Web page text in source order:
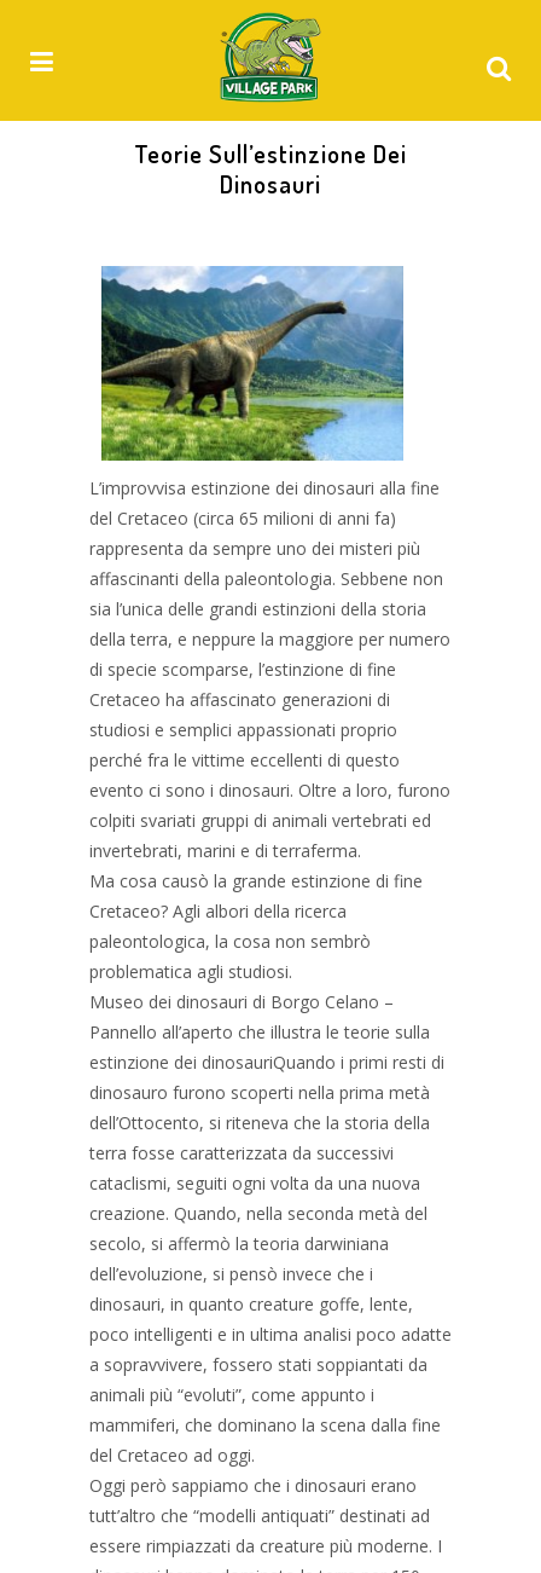
Teorie Sull’estinzione Dei
Dinosauri
L’improvvisa estinzione dei dinosauri alla fine
del Cretaceo (circa 65 milioni di anni fa)
rappresenta da sempre uno dei misteri più
affascinanti della paleontologia. Sebbene non
sia l’unica delle grandi estinzioni della storia
della terra, e neppure la maggiore per numero
di specie scomparse, l’estinzione di fine
Cretaceo ha affascinato generazioni di
studiosi e semplici appassionati proprio
perché fra le vittime eccellenti di questo
evento ci sono i dinosauri. Oltre a loro, furono
colpiti svariati gruppi di animali vertebrati ed
invertebrati, marini e di terraferma.
Ma cosa causò la grande estinzione di fine
Cretaceo? Agli albori della ricerca
paleontologica, la cosa non sembrò
problematica agli studiosi.
Museo dei dinosauri di Borgo Celano –
Pannello all’aperto che illustra le teorie sulla
estinzione dei dinosauriQuando i primi resti di
dinosauro furono scoperti nella prima metà
dell’Ottocento, si riteneva che la storia della
terra fosse caratterizzata da successivi
cataclismi, seguiti ogni volta da una nuova
creazione. Quando, nella seconda metà del
secolo, si affermò la teoria darwiniana
dell’evoluzione, si pensò invece che i
dinosauri, in quanto creature goffe, lente,
poco intelligenti e in ultima analisi poco adatte
a sopravvivere, fossero stati soppiantati da
animali più “evoluti”, come appunto i
mammiferi, che dominano la scena dalla fine
del Cretaceo ad oggi.
Oggi però sappiamo che i dinosauri erano
tutt’altro che “modelli antiquati” destinati ad
essere rimpiazzati da creature più moderne. I